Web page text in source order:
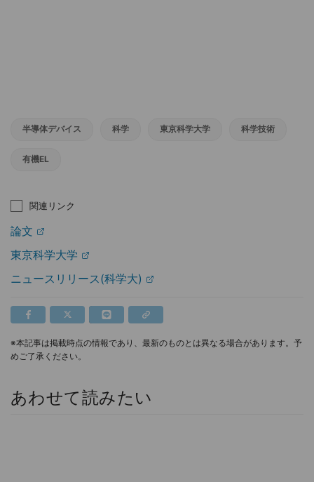
半導体デバイス 科学 東京科学大学 科学技術
有機EL
関連リンク
論文
東京科学大学
ニュースリリース(科学大)
※本記事は掲載時点の情報であり、最新のものとは異なる場合があります。予
めご了承ください。
あわせて読みたい